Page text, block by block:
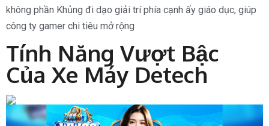
không phần Khủng đi dạo giải trí phía cạnh ấy giáo dục, giúp
công ty gamer chi tiêu mở rộng
Tính Năng Vượt Bậc
Của Xe Máy Detech